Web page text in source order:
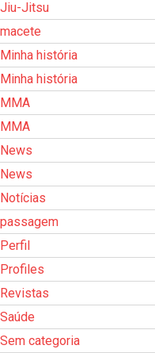
Jiu-Jitsu
macete
Minha história
Minha história
MMA
MMA
News
News
Notícias
passagem
Perfil
Profiles
Revistas
Saúde
Sem categoria